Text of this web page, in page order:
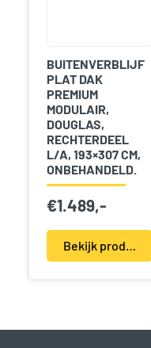
BUITENVERBLIJF
PLAT DAK
PREMIUM
MODULAIR,
DOUGLAS,
RECHTERDEEL
L/A, 193×307 CM,
ONBEHANDELD.
€1.489,-
Bekijk product(en)